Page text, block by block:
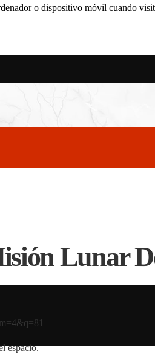
o dispositivo móvil cuando
Lunar
espacio.